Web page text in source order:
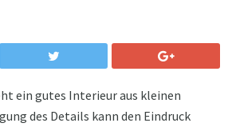
ein gutes Interieur aus kleinen
des Details kann den Eindruck